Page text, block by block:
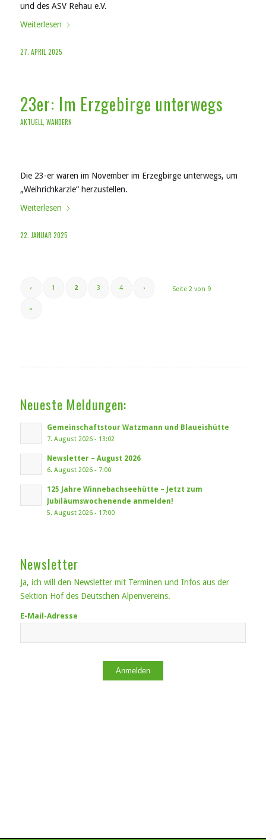
und des ASV Rehau e.V.
Weiterlesen
27. APRIL 2025
23er: Im Erzgebirge unterwegs
AKTUELL WANDERN
Die 23-er waren im November im Erzegbirge unterwegs, um
„Weihrichkarzle“ herzustellen.
Weiterlesen
22. JANUAR 2025
Seite 2 von 9
‹ 1 2 3 4 ›
»
Neueste Meldungen:
Gemeinschaftstour Watzmann und Blaueishütte
7. August 2026 - 13:02
Newsletter – August 2026
6. August 2026 - 7:00
125 Jahre Winnebachseehütte – Jetzt zum
Jubiläumswochenende anmelden!
5. August 2026 - 17:00
Newsletter
Ja, ich will den Newsletter mit Terminen und Infos aus der
Sektion Hof des Deutschen Alpenvereins.
E-Mail-Adresse
Anmelden